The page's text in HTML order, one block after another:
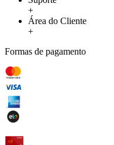
+
Área do Cliente
+
Formas de pagamento